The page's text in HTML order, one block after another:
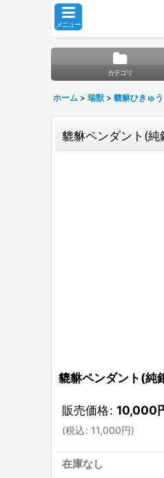
メニュー
カテゴリ
ホーム > 瑞獣 > 貔貅ひきゅう
貔貅ペンダント(
貔貅ペンダント(
販売価格: 10,000
(税込: 11,000円)
在庫なし